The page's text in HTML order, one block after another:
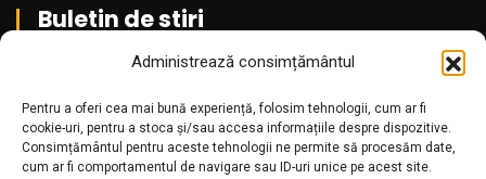
Administrează consimțământul
Pentru a oferi cea mai bună experiență, folosim tehnologii, cum ar fi
cookie-uri, pentru a stoca și/sau accesa informațiile despre dispozitive.
Consimțământul pentru aceste tehnologii ne permite să procesăm date,
cum ar fi comportamentul de navigare sau ID-uri unice pe acest site.
Buletin de stiri
Aboneaza-te pentru a primi cele mai noi stiri din partea
noastra!